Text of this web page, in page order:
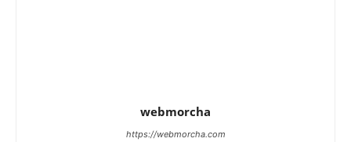
webmorcha
https://webmorcha.com